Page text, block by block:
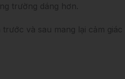
trường dáng hơn.
và sau mang lại cảm